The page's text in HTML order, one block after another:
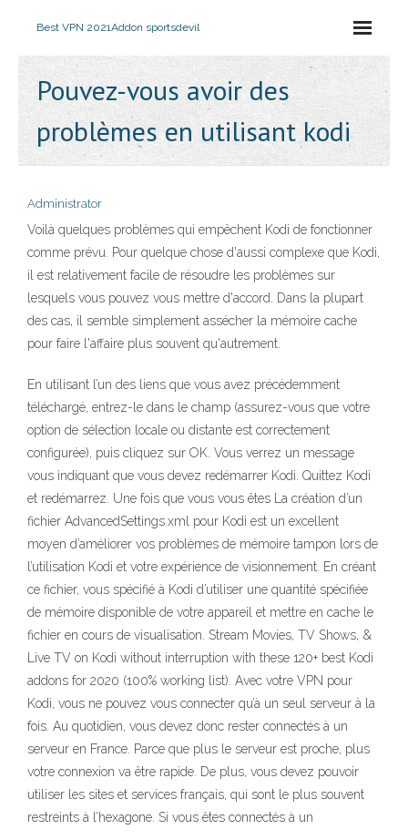
Best VPN 2021Addon sportsdevil
Pouvez-vous avoir des
problèmes en utilisant kodi
Administrator
Voilà quelques problèmes qui empêchent Kodi de fonctionner
comme prévu. Pour quelque chose d'aussi complexe que Kodi,
il est relativement facile de résoudre les problèmes sur
lesquels vous pouvez vous mettre d'accord. Dans la plupart
des cas, il semble simplement assécher la mémoire cache
pour faire l'affaire plus souvent qu'autrement.
En utilisant l’un des liens que vous avez précédemment
téléchargé, entrez-le dans le champ (assurez-vous que votre
option de sélection locale ou distante est correctement
configurée), puis cliquez sur OK. Vous verrez un message
vous indiquant que vous devez redémarrer Kodi. Quittez Kodi
et redémarrez. Une fois que vous vous êtes La création d’un
fichier AdvancedSettings.xml pour Kodi est un excellent
moyen d’améliorer vos problèmes de mémoire tampon lors de
l’utilisation Kodi et votre expérience de visionnement. En créant
ce fichier, vous spécifié à Kodi d’utiliser une quantité spécifiée
de mémoire disponible de votre appareil et mettre en cache le
fichier en cours de visualisation. Stream Movies, TV Shows, &
Live TV on Kodi without interruption with these 120+ best Kodi
addons for 2020 (100% working list). Avec votre VPN pour
Kodi, vous ne pouvez vous connecter qu’à un seul serveur à la
fois. Au quotidien, vous devez donc rester connectés à un
serveur en France. Parce que plus le serveur est proche, plus
votre connexion va être rapide. De plus, vous devez pouvoir
utiliser les sites et services français, qui sont le plus souvent
restreints à l’hexagone. Si vous êtes connectés à un